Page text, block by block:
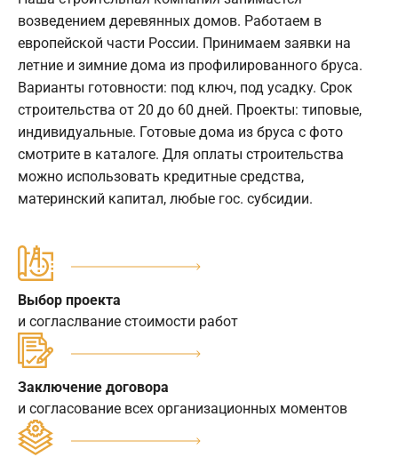
возведением деревянных домов. Работаем в
европейской части России. Принимаем заявки на
летние и зимние дома из профилированного бруса.
Варианты готовности: под ключ, под усадку. Срок
строительства от 20 до 60 дней. Проекты: типовые,
индивидуальные. Готовые дома из бруса с фото
смотрите в каталоге. Для оплаты строительства
можно использовать кредитные средства,
материнский капитал, любые гос. субсидии.
Выбор проекта
и согласлвание стоимости работ
Заключение договора
и согласование всех организационных моментов